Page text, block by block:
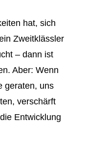
hat, sich
Zweitklässler
– dann ist
Aber: Wenn
geraten, uns
verschärft
Entwicklung